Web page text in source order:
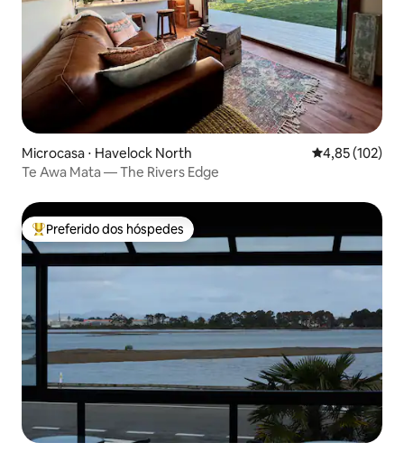
Microcasa ⋅ Havelock North 4,85 de uma
4,85 (102)
Te Awa Mata — The Rivers Edge
Entre os melhores preferidos dos hóspedes
Preferido dos hóspedes